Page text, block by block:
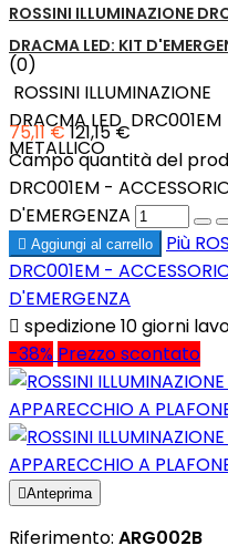
ROSSINI ILLUMINAZIONE
DRACMA LED: KIT
(0)
ROSSINI ILLUMINAZIONE
DRACMA LED
METALLICO
75,11 €121,15 €
Campo quantità del
DRC001EM -
D'EMERGENZA
 Aggiungi al carrello Più
DRC001EM -
D'EMERGENZA
 spedizione 10 giorni
-38% Prezzo scontato
Anteprima
Riferimento: ARG002B